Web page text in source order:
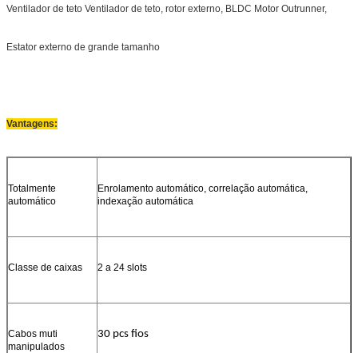
Ventilador de teto Ventilador de teto, rotor externo, BLDC Motor Outrunner,
Estator externo de grande tamanho
Vantagens:
Totalmente
automático
Enrolamento automático, correlação automática,
indexação automática
Classe de caixas 2 a 24 slots
Cabos muti
manipulados
30 pcs fios